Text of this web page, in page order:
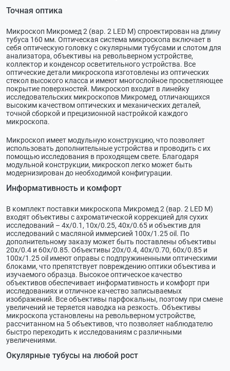
Точная оптика
Микроскоп Микромед 2 (вар. 2 LED М) спроектирован на длину
тубуса 160 мм. Оптическая система микроскопа включает в
себя оптическую головку с окулярными тубусами и слотом для
анализатора, объективы на револьверном устройстве,
коллектор и конденсор осветительного устройства. Все
оптические детали микроскопа изготовлены из оптических
стекол высокого класса и имеют многослойное просветляющее
покрытие поверхностей. Микроскоп входит в линейку
исследовательских микроскопов Микромед, отличающихся
высоким качеством оптических и механических деталей,
точной сборкой и прецизионной настройкой каждого
микроскопа.
Микроскоп имеет модульную конструкцию, что позволяет
использовать дополнительные устройства и проводить с их
помощью исследования в проходящем свете. Благодаря
модульной конструкции, микроскоп легко может быть
модернизирован до необходимой конфигурации.
Информативность и комфорт
В комплект поставки микроскопа Микромед 2 (вар. 2 LED М)
входят объективы с ахроматической коррекцией для сухих
исследований – 4x/0.1, 10x/0.25, 40x/0.65 и объектив для
исследований с масляной иммерсией 100x/1.25 oil. По
дополнительному заказу может быть поставлены объективы
20х/0.4 и 60х/0.85. Объективы 20х/0.4, 40x/0.70, 60х/0.85 и
100x/1.25 oil имеют оправы с подпружиненными оптическими
блоками, что препятствует повреждению оптики объектива и
изучаемого образца. Высокое оптическое качество
объективов обеспечивает информативность и комфорт при
исследованиях и отличное качество записываемых
изображений. Все объективы парфокальны, поэтому при смене
увеличений не теряется наводка на резкость. Объективы
микроскопа установлены на револьверном устройстве,
рассчитанном на 5 объективов, что позволяет наблюдателю
быстро переходить к исследованиям с различными
увеличениями.
Окулярные тубусы на любой рост